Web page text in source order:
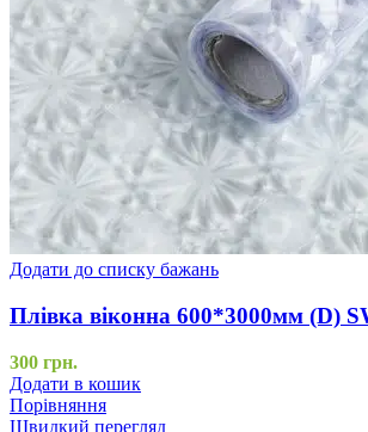
Додати до списку бажань
Плівка віконна 600*3000мм (D)
300 грн.
Додати в кошик
Порівняння
Швидкий перегляд